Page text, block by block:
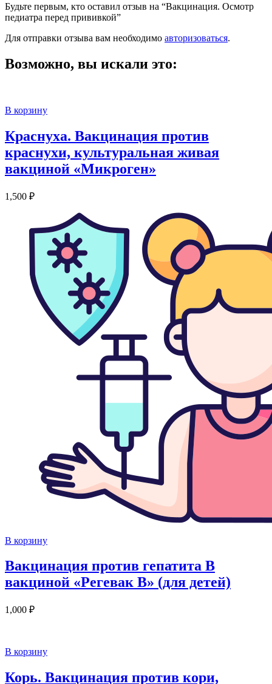
Будьте первым, кто оставил отзыв на “Вакцинация. Осмотр
педиатра перед прививкой”
Для отправки отзыва вам необходимо авторизоваться.
Возможно, вы искали это:
В корзину
Краснуха. Вакцинация против
краснухи, культуральная живая
вакциной «Микроген»
1,500 ₽
В корзину
Вакцинация против гепатита В
вакциной «Регевак В» (для детей)
1,000 ₽
В корзину
Корь. Вакцинация против кори,